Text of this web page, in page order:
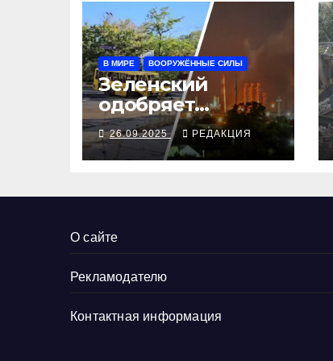
В МИРЕ ВООРУЖЁННЫЕ СИЛЫ
Зеленский
одобряет
выступления
Трампа, ВСУ
закрыли
рубеж
26.09.2025 РЕДАКЦИЯ
О сайте
Рекламодателю
Контактная информация